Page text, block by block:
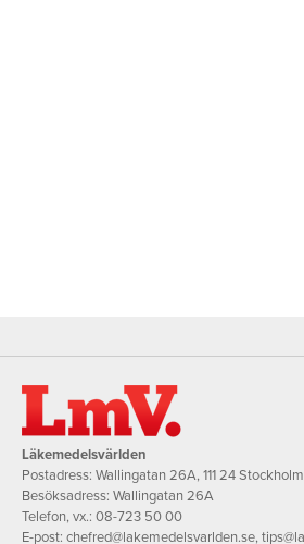
Läkemedelsvärlden
Postadress: Wallingatan 26A, 111 24 Stockholm
Besöksadress: Wallingatan 26A
Telefon, vx.: 08-723 50 00
E-post: chefred@lakemedelsvarlden.se,